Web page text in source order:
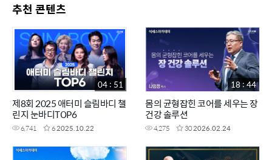
추천 콘텐츠
제8회 2025 애터미 슬림바디 챌
린지 눈바디TOP6
6,741 62025.10.22
04 : 51
몸의 균형잡힌 코어를 세우는 장
건강 솔루션
4,275 302026.02.24
18 : 44